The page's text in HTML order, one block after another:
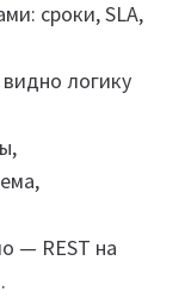
сроки, SLA,
логику
— REST на